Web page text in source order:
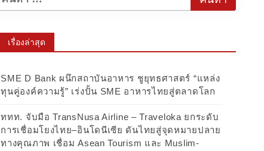
ทุนคู่องค์ความรู้” เร่งปั้น SME อาหารไทยสู่ตลาดโลก
ททท. จับมือ TransNusa Airline – Traveloka ยกระดับ
การเชื่อมโยงไทย–อินโดนีเซีย ดันไทยสู่จุดหมายปลาย
ทางคุณภาพ เชื่อม Asean Tourism และ Muslim-
Friendly Destination